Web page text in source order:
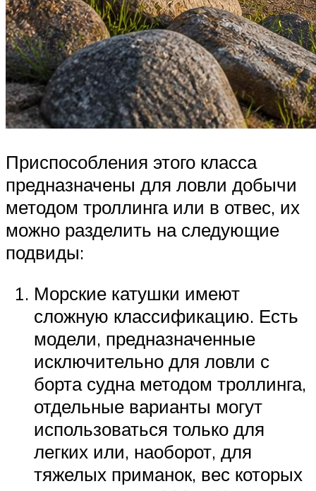
Приспособления этого класса
предназначены для ловли добычи
методом троллинга или в отвес, их
можно разделить на следующие
подвиды:
Морские катушки имеют
сложную классификацию. Есть
модели, предназначенные
исключительно для ловли с
борта судна методом троллинга,
отдельные варианты могут
использоваться только для
легких или, наоборот, для
тяжелых приманок, вес которых